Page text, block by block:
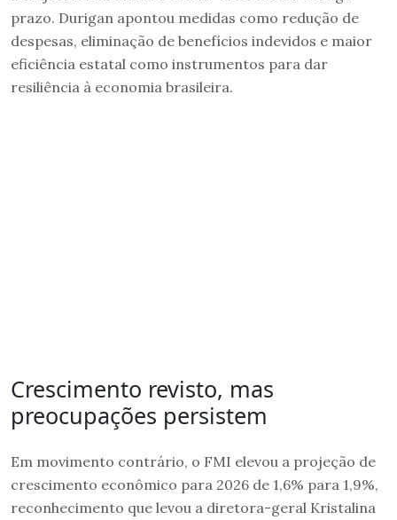
prazo. Durigan apontou medidas como redução de
despesas, eliminação de benefícios indevidos e maior
eficiência estatal como instrumentos para dar
resiliência à economia brasileira.
Crescimento revisto, mas
preocupações persistem
Em movimento contrário, o FMI elevou a projeção de
crescimento econômico para 2026 de 1,6% para 1,9%,
reconhecimento que levou a diretora-geral Kristalina